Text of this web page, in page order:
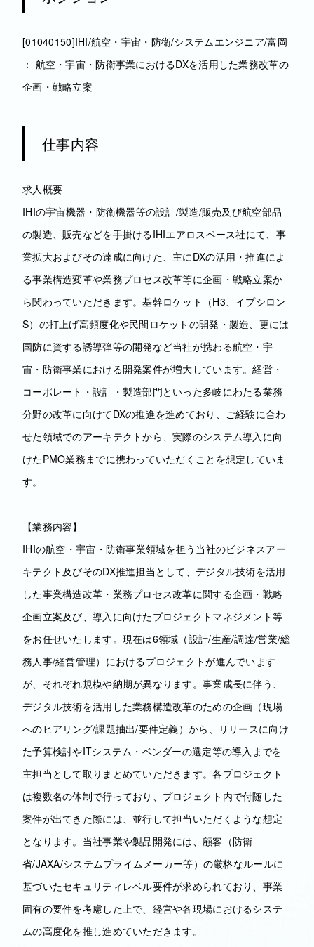
[01040150]IHI/航空・宇宙・防衛/システムエンジニア/富岡
： 航空・宇宙・防衛事業におけるDXを活用した業務改革の
企画・戦略立案
仕事内容
求人概要
IHIの宇宙機器・防衛機器等の設計/製造/販売及び航空部品
の製造、販売などを手掛けるIHIエアロスペース社にて、事
業拡大およびその達成に向けた、主にDXの活用・推進によ
る事業構造変革や業務プロセス改革等に企画・戦略立案か
ら関わっていただきます。基幹ロケット（H3、イプシロン
S）の打上げ高頻度化や民間ロケットの開発・製造、更には
国防に資する誘導弾等の開発など当社が携わる航空・宇
宙・防衛事業における開発案件が増大しています。経営・
コーポレート・設計・製造部門といった多岐にわたる業務
分野の改革に向けてDXの推進を進めており、ご経験に合わ
せた領域でのアーキテクトから、実際のシステム導入に向
けたPMO業務までに携わっていただくことを想定していま
す。
【業務内容】
IHIの航空・宇宙・防衛事業領域を担う当社のビジネスアー
キテクト及びそのDX推進担当として、デジタル技術を活用
した事業構造改革・業務プロセス改革に関する企画・戦略
企画立案及び、導入に向けたプロジェクトマネジメント等
をお任せいたします。現在は6領域（設計/生産/調達/営業/総
務人事/経営管理）におけるプロジェクトが進んでいます
が、それぞれ規模や納期が異なります。事業成長に伴う、
デジタル技術を活用した業務構造改革のための企画（現場
へのヒアリング/課題抽出/要件定義）から、リリースに向け
た予算検討やITシステム・ベンダーの選定等の導入までを
主担当として取りまとめていただきます。各プロジェクト
は複数名の体制で行っており、プロジェクト内で付随した
案件が出てきた際には、並行して担当いただくような想定
となります。当社事業や製品開発には、顧客（防衛
省/JAXA/システムプライムメーカー等）の厳格なルールに
基づいたセキュリティレベル要件が求められており、事業
固有の要件を考慮した上で、経営や各現場におけるシステ
ムの高度化を推し進めていただきます。